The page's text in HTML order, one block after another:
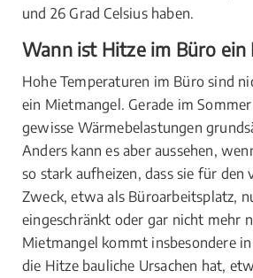
und 26 Grad Celsius haben.
Wann ist Hitze im Büro ein
Hohe Temperaturen im Büro sind
ein Mietmangel. Gerade im
gewisse Wärmebelastungen
Anders kann es aber aussehen,
so stark aufheizen, dass sie für den
Zweck, etwa als Büroarbeitsplatz,
eingeschränkt oder gar nicht mehr
Mietmangel kommt insbesondere
die Hitze bauliche Ursachen hat,